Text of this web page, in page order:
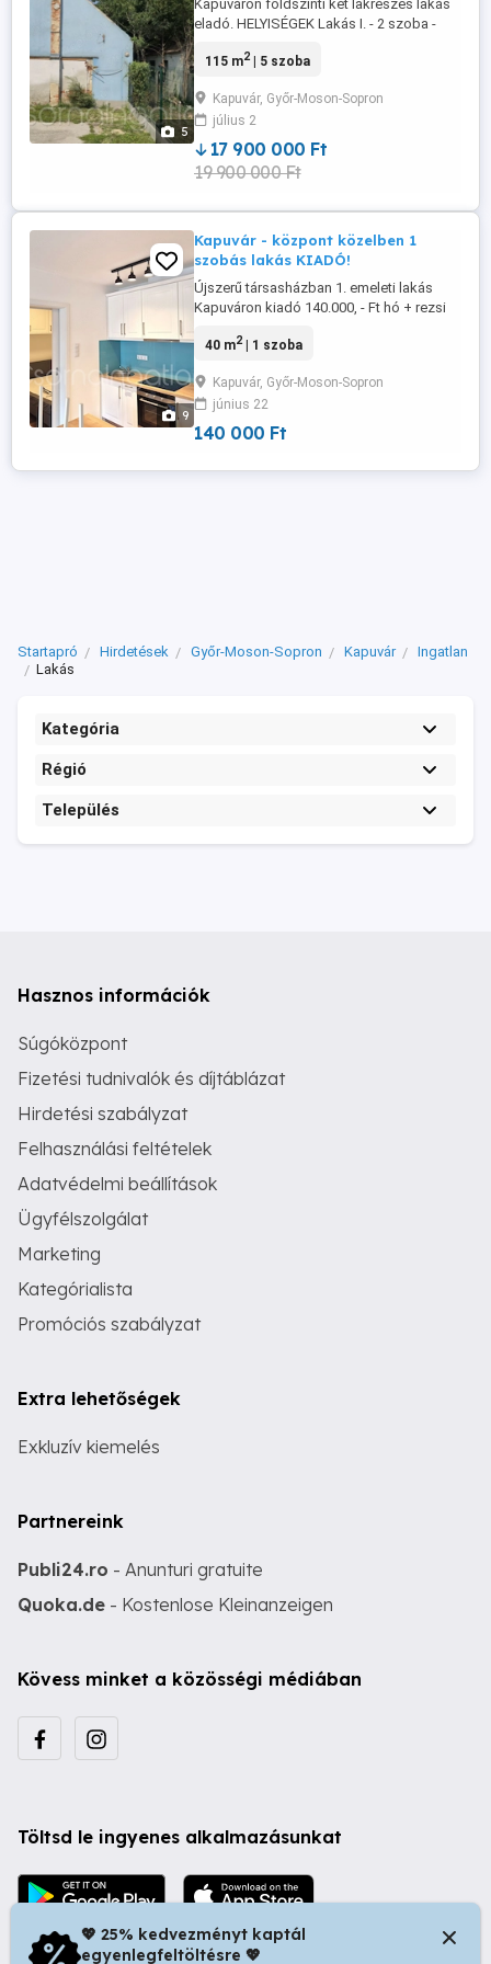
5
Kapuváron földszinti két lakrészes lakás
eladó. HELYISÉGEK Lakás I. - 2 szoba -
II. - 3 szoba - konyha - fürdő - közlekedő
beton alap - műanyag nyílászárók - gáz
bekötve FONTOS LEHET - az ár
alkuképes - tehermentes - egy ...
115 m2| 5 szoba
Kapuvár, Győr-Moson-Sopron
július 2
17 900 000 Ft
19 900 000 Ft
9
Kapuvár - központ közelben 1
szobás lakás KIADÓ!
Újszerű társasházban 1. emeleti lakás
Kapuváron kiadó 140.000, - Ft hó + rezsi
étkező-nappali egyben - fürdő, WC
2020-ban épült liftes társasházban -
nagyon kedvező rezsiköltségek - újszerű
állapot - beépített konyhabútor - fűtés ...
40 m2| 1 szoba
Kapuvár, Győr-Moson-Sopron
június 22
140 000 Ft
Startapró Hirdetések Győr-Moson-Sopron Kapuvár
Ingatlan
Lakás
Kategória
Régió
Település
Hasznos információk
Súgóközpont
Fizetési tudnivalók és díjtáblázat
Hirdetési szabályzat
Felhasználási feltételek
Adatvédelmi beállítások
Ügyfélszolgálat
Marketing
Kategórialista
Promóciós szabályzat
Extra lehetőségek
Exkluzív kiemelés
Partnereink
Publi24.ro - Anunturi gratuite
Quoka.de - Kostenlose Kleinanzeigen
Kövess minket a közösségi médiában
Töltsd le ingyenes alkalmazásunkat
💖 25% kedvezményt kaptál
egyenlegfeltöltésre 💖